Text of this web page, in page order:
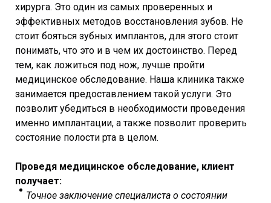
хирурга. Это один из самых проверенных и
эффективных методов восстановления зубов. Не
стоит бояться зубных имплантов, для этого стоит
понимать, что это и в чем их достоинство. Перед
тем, как ложиться под нож, лучше пройти
медицинское обследование. Наша клиника также
занимается предоставлением такой услуги. Это
позволит убедиться в необходимости проведения
именно имплантации, а также позволит проверить
состояние полости рта в целом.
Проведя медицинское обследование, клиент
получает:
Точное заключение специалиста о состоянии